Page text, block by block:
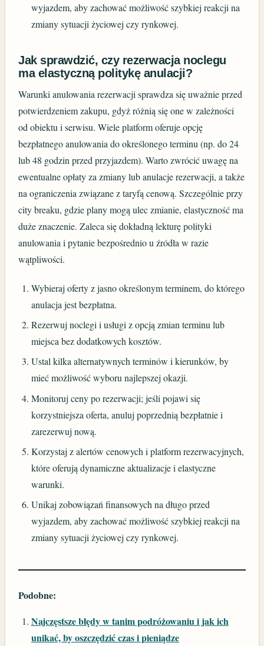
wyjazdem, aby zachować możliwość szybkiej reakcji na
zmiany sytuacji życiowej czy rynkowej.
Jak sprawdzić, czy rezerwacja noclegu
ma elastyczną politykę anulacji?
Warunki anulowania rezerwacji sprawdza się uważnie przed
potwierdzeniem zakupu, gdyż różnią się one w zależności
od obiektu i serwisu. Wiele platform oferuje opcję
bezpłatnego anulowania do określonego terminu (np. do 24
lub 48 godzin przed przyjazdem). Warto zwrócić uwagę na
ewentualne opłaty za zmiany lub anulacje rezerwacji, a także
na ograniczenia związane z taryfą cenową. Szczególnie przy
city breaku, gdzie plany mogą ulec zmianie, elastyczność ma
duże znaczenie. Zaleca się dokładną lekturę polityki
anulowania i pytanie bezpośrednio u źródła w razie
wątpliwości.
Wybieraj oferty z jasno określonym terminem, do którego
anulacja jest bezpłatna.
Rezerwuj noclegi i usługi z opcją zmian terminu lub
miejsca bez dodatkowych kosztów.
Ustal kilka alternatywnych terminów i kierunków, by
mieć możliwość wyboru najlepszej okazji.
Monitoruj ceny po rezerwacji; jeśli pojawi się
korzystniejsza oferta, anuluj poprzednią bezpłatnie i
zarezerwuj nową.
Korzystaj z alertów cenowych i platform rezerwacyjnych,
które oferują dynamiczne aktualizacje i elastyczne
warunki.
Unikaj zobowiązań finansowych na długo przed
wyjazdem, aby zachować możliwość szybkiej reakcji na
zmiany sytuacji życiowej czy rynkowej.
Podobne:
Najczęstsze błędy w tanim podróżowaniu i jak ich
unikać, by oszczędzić czas i pieniądze